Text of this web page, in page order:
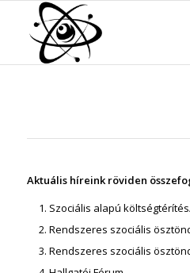
Aktuális híreink röviden
Szociális alapú
Rendszeres szociális
Rendszeres szociális